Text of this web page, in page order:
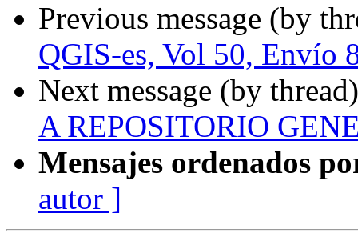
Previous message (by
QGIS-es, Vol 50, Envío
Next message (by
A REPOSITORIO
Mensajes ordenados
autor ]